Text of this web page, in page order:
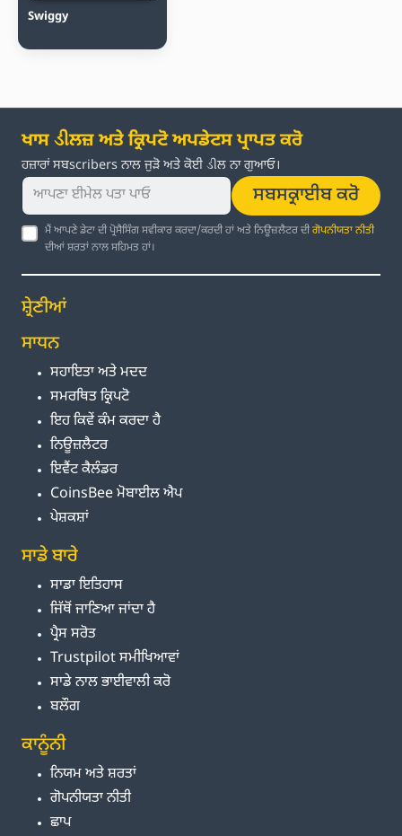
Swiggy
ਖਾਸ ડીਲਜ਼ ਅਤੇ ਕ੍ਰਿਪਟੋ ਅਪਡੇਟਸ ਪ੍ਰਾਪਤ ਕਰੋ
ਹਜ਼ਾਰਾਂ ਸਬscribers ਨਾਲ ਜੁੜੋ ਅਤੇ ਕੋਈ ડીਲ ਨਾ ਗੁਆਓ।
ਸਬਸਕ੍ਰਾਈਬ ਕਰੋ
ਮੈਂ ਆਪਣੇ ਡੇਟਾ ਦੀ ਪ੍ਰੋਸੈਸਿੰਗ ਸਵੀਕਾਰ ਕਰਦਾ/ਕਰਦੀ ਹਾਂ ਅਤੇ ਨਿਊਜ਼ਲੈਟਰ ਦੀਗੋਪਨੀਯਤਾ ਨੀਤੀ
ਦੀਆਂ ਸ਼ਰਤਾਂ ਨਾਲ ਸਹਿਮਤ ਹਾਂ।
ਸ਼੍ਰੇਣੀਆਂ
ਸਾਧਨ
ਸਹਾਇਤਾ ਅਤੇ ਮਦਦ
ਸਮਰਥਿਤ ਕ੍ਰਿਪਟੋ
ਇਹ ਕਿਵੇਂ ਕੰਮ ਕਰਦਾ ਹੈ
ਨਿਊਜ਼ਲੈਟਰ
ਇਵੈਂਟ ਕੈਲੰਡਰ
CoinsBee ਮੋਬਾਈਲ ਐਪ
ਪੇਸ਼ਕਸ਼ਾਂ
ਸਾਡੇ ਬਾਰੇ
ਸਾਡਾ ਇਤਿਹਾਸ
ਜਿੱਥੋਂ ਜਾਣਿਆ ਜਾਂਦਾ ਹੈ
ਪ੍ਰੈਸ ਸਰੋਤ
Trustpilot ਸਮੀਖਿਆਵਾਂ
ਸਾਡੇ ਨਾਲ ਭਾਈਵਾਲੀ ਕਰੋ
ਬਲੌਗ
ਕਾਨੂੰਨੀ
ਨਿਯਮ ਅਤੇ ਸ਼ਰਤਾਂ
ਗੋਪਨੀਯਤਾ ਨੀਤੀ
ਛਾਪ